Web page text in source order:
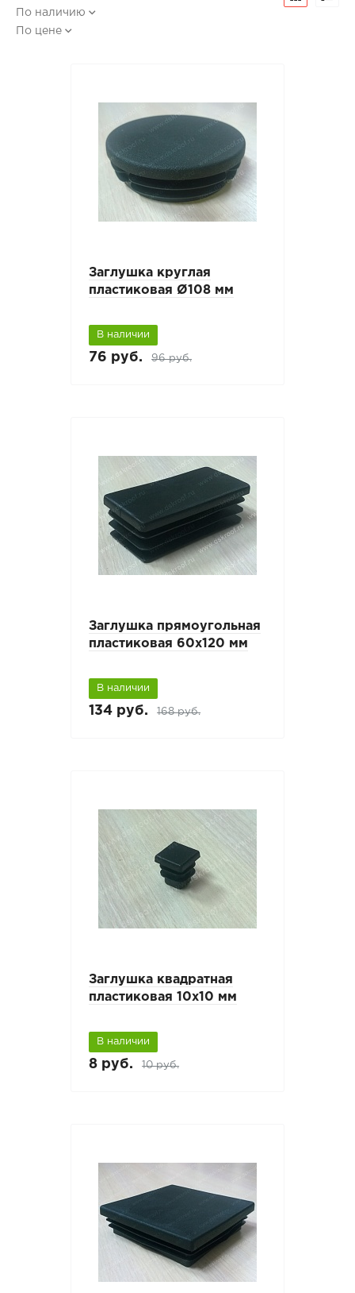
По наличию
По цене
Заглушка круглая
пластиковая Ø108 мм
В наличии
76 руб. 96 руб.
Заглушка прямоугольная
пластиковая 60х120 мм
В наличии
134 руб. 168 руб.
Заглушка квадратная
пластиковая 10х10 мм
В наличии
8 руб. 10 руб.